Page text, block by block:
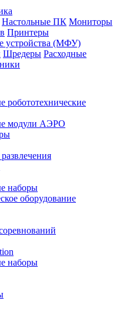
Настольные ПК Мониторы
Принтеры
устройства (МФУ)
Шредеры Расходные
робототехнические
модули АЭРО
наборы
оборудование
наборы